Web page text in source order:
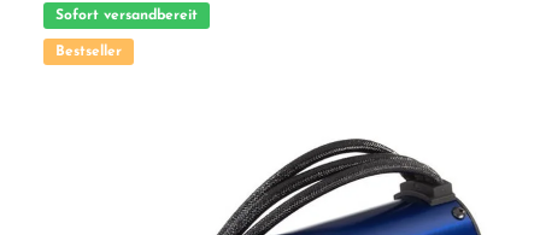
Sofort versandbereit
Bestseller